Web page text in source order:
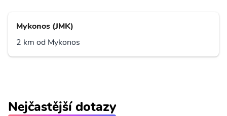
Mykonos (JMK)
2 km od Mykonos
Nejčastější dotazy